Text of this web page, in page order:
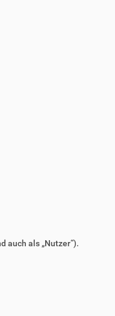
auch als „Nutzer“).